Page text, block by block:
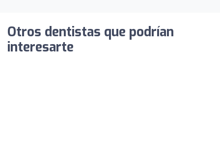
Otros dentistas que podrían
interesarte